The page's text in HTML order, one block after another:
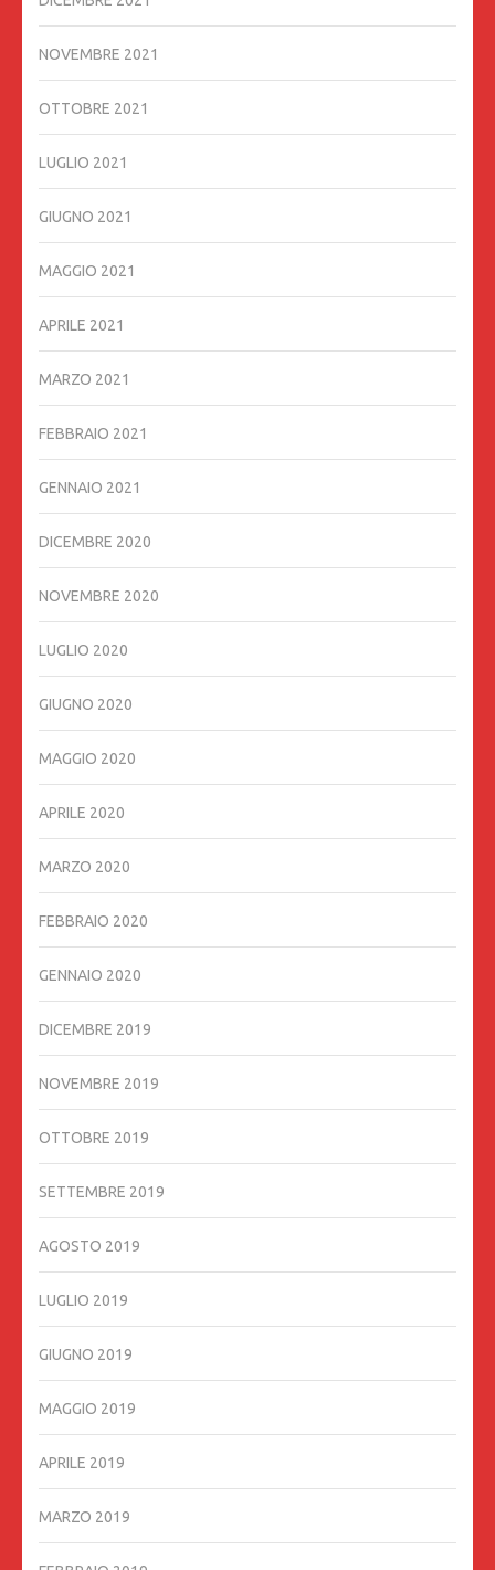
NOVEMBRE 2021
OTTOBRE 2021
LUGLIO 2021
GIUGNO 2021
MAGGIO 2021
APRILE 2021
MARZO 2021
FEBBRAIO 2021
GENNAIO 2021
DICEMBRE 2020
NOVEMBRE 2020
LUGLIO 2020
GIUGNO 2020
MAGGIO 2020
APRILE 2020
MARZO 2020
FEBBRAIO 2020
GENNAIO 2020
DICEMBRE 2019
NOVEMBRE 2019
OTTOBRE 2019
SETTEMBRE 2019
AGOSTO 2019
LUGLIO 2019
GIUGNO 2019
MAGGIO 2019
APRILE 2019
MARZO 2019